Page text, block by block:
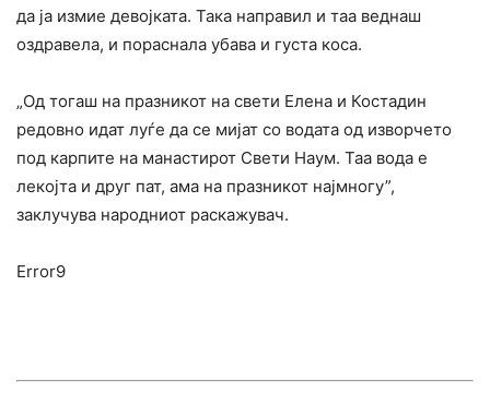
да ја измие девојката. Така направил и таа веднаш
оздравела, и пораснала убава и густа коса.
„Од тогаш на празникот на свети Елена и Костадин
редовно идат луѓе да се мијат со водата од изворчето
под карпите на манастирот Свети Наум. Таа вода е
лекојта и друг пат, ама на празникот најмногу”,
заклучува народниот раскажувач.
Error9